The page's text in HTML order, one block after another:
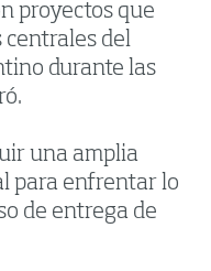
proyectos que
centrales del
durante las
una amplia
para enfrentar lo
de entrega de